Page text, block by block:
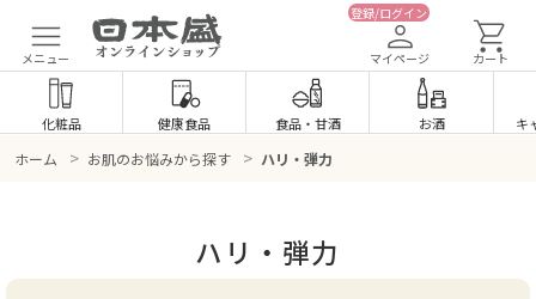
メニュー
登録/ログイン
マイページ カート
化粧品 健康食品 食品・ 甘酒 お酒 キ
ホーム > お肌のお悩みから探す > ハリ・弾力
ハリ・弾力